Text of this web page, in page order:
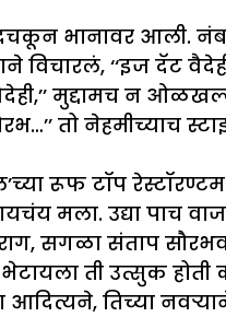
भानावर आली.
‘‘इज दॅट
मुद्दामच न
तो नेहमीच्याच
रूफ टॉप
मला. उद्या पाच
सगळा संताप
भेटायला ती उत्सुक
तिच्या